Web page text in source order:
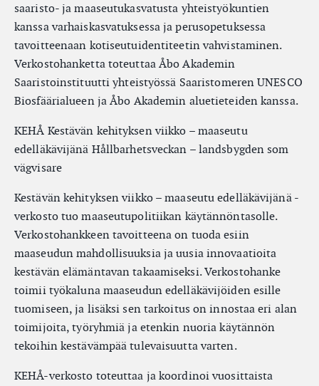
saaristo- ja maaseutukasvatusta yhteistyökuntien
kanssa varhaiskasvatuksessa ja perusopetuksessa
tavoitteenaan kotiseutuidentiteetin vahvistaminen.
Verkostohanketta toteuttaa Åbo Akademin
Saaristoinstituutti yhteistyössä Saaristomeren UNESCO
Biosfäärialueen ja Åbo Akademin aluetieteiden kanssa.
KEHÅ Kestävän kehityksen viikko – maaseutu
edelläkävijänä Hållbarhetsveckan – landsbygden som
vägvisare
Kestävän kehityksen viikko – maaseutu edelläkävijänä -
verkosto tuo maaseutupolitiikan käytännöntasolle.
Verkostohankkeen tavoitteena on tuoda esiin
maaseudun mahdollisuuksia ja uusia innovaatioita
kestävän elämäntavan takaamiseksi. Verkostohanke
toimii työkaluna maaseudun edelläkävijöiden esille
tuomiseen, ja lisäksi sen tarkoitus on innostaa eri alan
toimijoita, työryhmiä ja etenkin nuoria käytännön
tekoihin kestävämpää tulevaisuutta varten.
KEHÅ-verkosto toteuttaa ja koordinoi vuosittaista